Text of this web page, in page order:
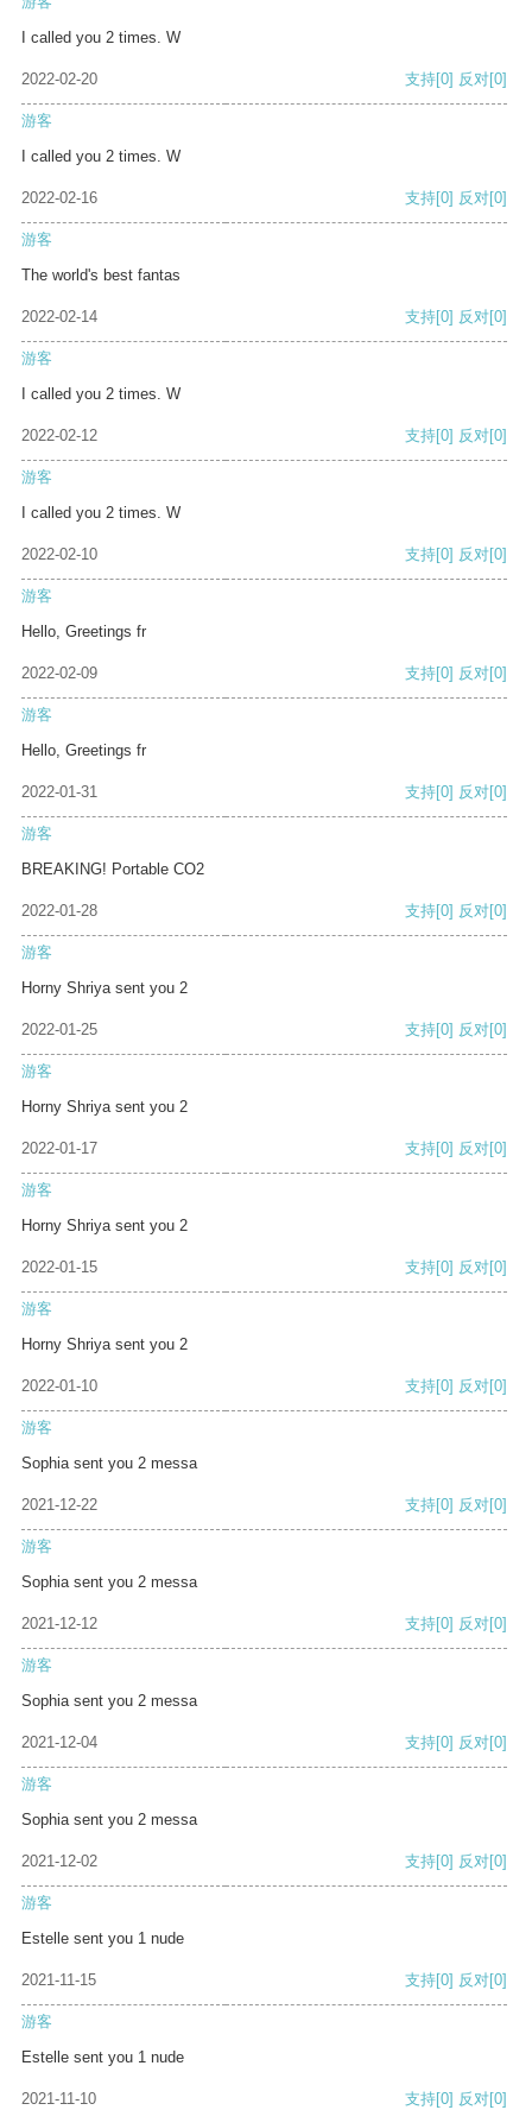
I called you 2 times. W
2022-02-20 支持[0] 反对[0]
游客
I called you 2 times. W
2022-02-16 支持[0] 反对[0]
游客
The world's best fantas
2022-02-14 支持[0] 反对[0]
游客
I called you 2 times. W
2022-02-12 支持[0] 反对[0]
游客
I called you 2 times. W
2022-02-10 支持[0] 反对[0]
游客
Hello, Greetings fr
2022-02-09 支持[0] 反对[0]
游客
Hello, Greetings fr
2022-01-31 支持[0] 反对[0]
游客
BREAKING! Portable CO2
2022-01-28 支持[0] 反对[0]
游客
Horny Shriya sent you 2
2022-01-25 支持[0] 反对[0]
游客
Horny Shriya sent you 2
2022-01-17 支持[0] 反对[0]
游客
Horny Shriya sent you 2
2022-01-15 支持[0] 反对[0]
游客
Horny Shriya sent you 2
2022-01-10 支持[0] 反对[0]
游客
Sophia sent you 2 messa
2021-12-22 支持[0] 反对[0]
游客
Sophia sent you 2 messa
2021-12-12 支持[0] 反对[0]
游客
Sophia sent you 2 messa
2021-12-04 支持[0] 反对[0]
游客
Sophia sent you 2 messa
2021-12-02 支持[0] 反对[0]
游客
Estelle sent you 1 nude
2021-11-15 支持[0] 反对[0]
游客
Estelle sent you 1 nude
2021-11-10 支持[0] 反对[0]